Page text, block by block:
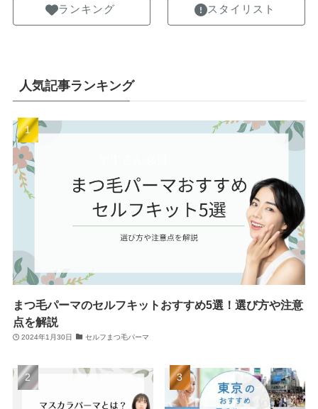
ランキング スタイリスト
人気記事ランキング
まつ毛パーマのセルフキットおすすめ5選！選び方や注意
点を解説
2024年1月30日 セルフまつ毛パーマ